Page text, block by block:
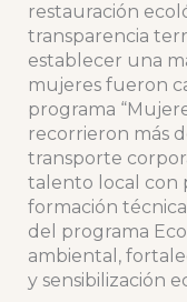
restauración
transparencia
establecer una
mujeres fueron
programa
recorrieron más
transporte
talento local con
formación
del programa
ambiental,
y sensibilización